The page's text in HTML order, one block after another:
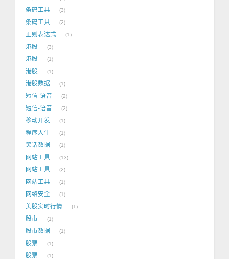
条码工具 3
条码工具 2
正则表达式 1
港股 3
港股 1
港股 1
港股数据 1
短信-语音 2
短信-语音 2
移动开发 1
程序人生 1
笑话数据 1
网站工具 13
网站工具 2
网站工具 1
网络安全 1
美股实时行情 1
股市 1
股市数据 1
股票 1
股票 1